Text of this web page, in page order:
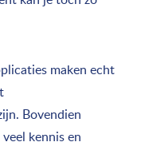
maken echt
Bovendien
kennis en